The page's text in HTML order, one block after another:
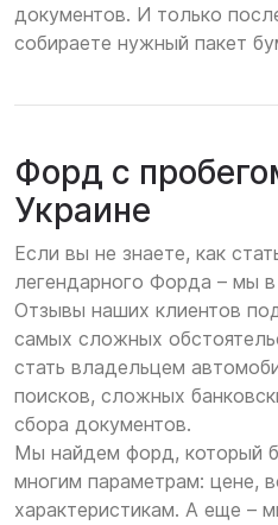
документов. И только
собираете нужный пакет
Форд с
Украине
Если вы не знаете, как
легендарного Форда – мы
Отзывы наших клиентов
самых сложных
стать владельцем
поисков, сложных
сбора документов.
Мы найдем форд, который
многим параметрам: цене,
характеристикам. А еще –